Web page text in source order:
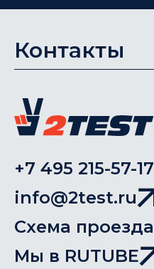
Контакты
+7 495 215-57-17
info@2test.ru
Схема проезда
Мы в RUTUBE